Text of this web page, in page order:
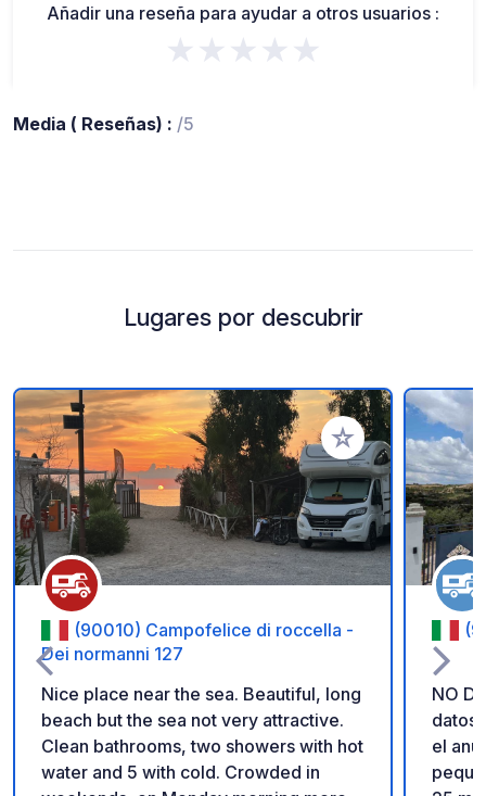
Añadir una reseña para ayudar a otros usuarios :
★★★★★
Media ( Reseñas) : /5
Lugares por descubrir
Añadir a tus
(90010) Campofelice di roccella -
Dei normanni 127
Nice place near the sea. Beautiful, long
beach but the sea not very attractive.
Clean bathrooms, two showers with hot
water and 5 with cold. Crowded in
NO
datos
el anuncio.